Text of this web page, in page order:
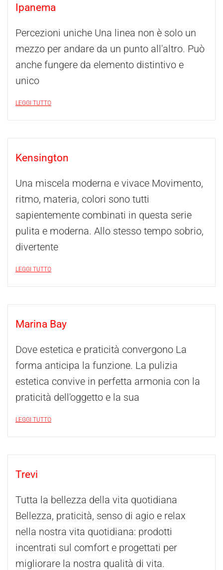
Ipanema
Percezioni uniche Una linea non è solo un
mezzo per andare da un punto all'altro. Può
anche fungere da elemento distintivo e
unico
LEGGI TUTTO
Kensington
Una miscela moderna e vivace Movimento,
ritmo, materia, colori sono tutti
sapientemente combinati in questa serie
pulita e moderna. Allo stesso tempo sobrio,
divertente
LEGGI TUTTO
Marina Bay
Dove estetica e praticità convergono La
forma anticipa la funzione. La pulizia
estetica convive in perfetta armonia con la
praticità dell'oggetto e la sua
LEGGI TUTTO
Trevi
Tutta la bellezza della vita quotidiana
Bellezza, praticità, senso di agio e relax
nella nostra vita quotidiana: prodotti
incentrati sul comfort e progettati per
migliorare la nostra qualità di vita.